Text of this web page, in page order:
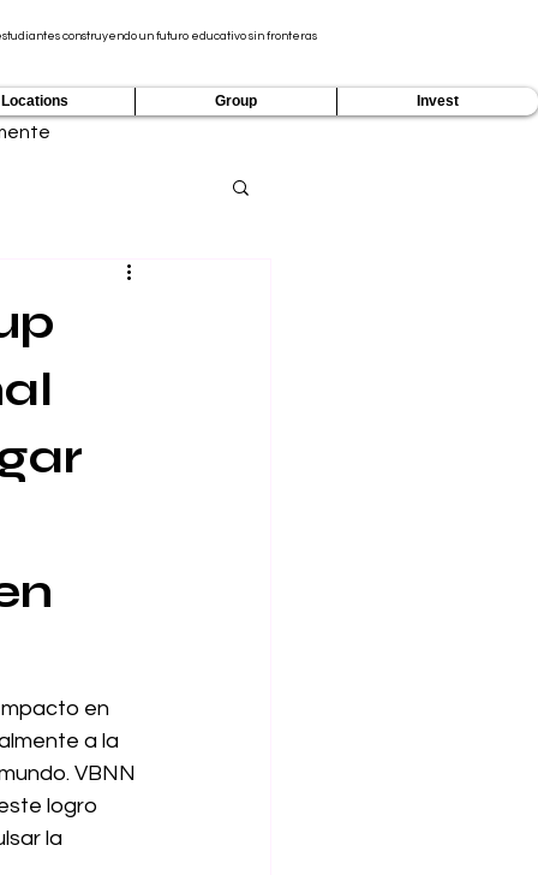
construyendo un futuro educativo sin fronteras
Locations Group Invest
en
a la
VBNN
logro
la